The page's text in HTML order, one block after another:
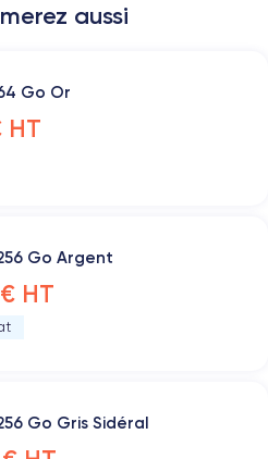
aussi
Go Or
HT
Go Argent
HT
Go Gris Sidéral